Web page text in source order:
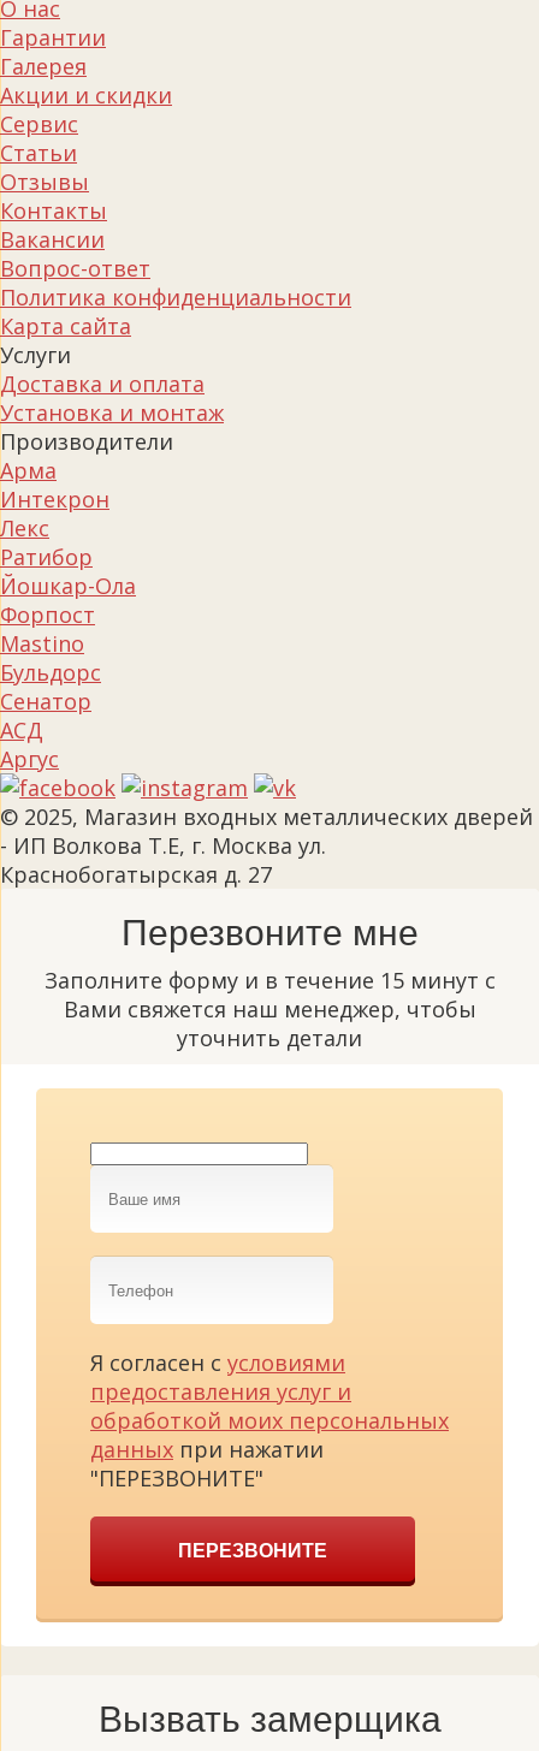
О нас
Гарантии
Галерея
Акции и скидки
Сервис
Статьи
Отзывы
Контакты
Вакансии
Вопрос-ответ
Политика конфиденциальности
Карта сайта
Услуги
Доставка и оплата
Установка и монтаж
Производители
Арма
Интекрон
Лекс
Ратибор
Йошкар-Ола
Форпост
Mastino
Бульдорс
Сенатор
АСД
Аргус
© 2025, Магазин входных металлических дверей
- ИП Волкова Т.Е, г. Москва ул.
Краснобогатырская д. 27
Перезвоните мне
Заполните форму и в течение 15 минут с
Вами свяжется наш менеджер, чтобы
уточнить детали
Ваше
имя
Телефон
Я согласен с условиями
предоставления услуг и
обработкой моих персональных
данных при нажатии
"ПЕРЕЗВОНИТЕ"
ПЕРЕЗВОНИТЕ
Вызвать замерщика